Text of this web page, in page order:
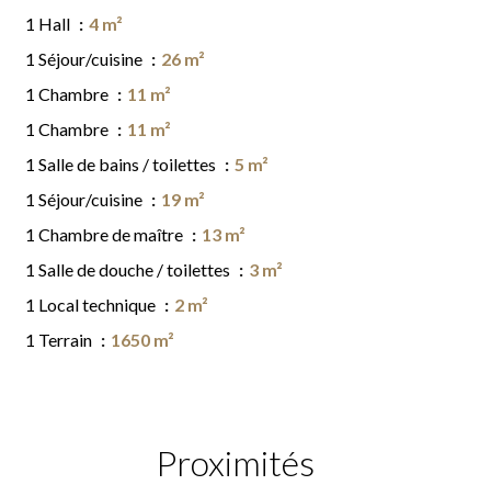
1 Hall
4 m²
1 Séjour/cuisine
26 m²
1 Chambre
11 m²
1 Chambre
11 m²
1 Salle de bains / toilettes
5 m²
1 Séjour/cuisine
19 m²
1 Chambre de maître
13 m²
1 Salle de douche / toilettes
3 m²
1 Local technique
2 m²
1 Terrain
1650 m²
Proximités